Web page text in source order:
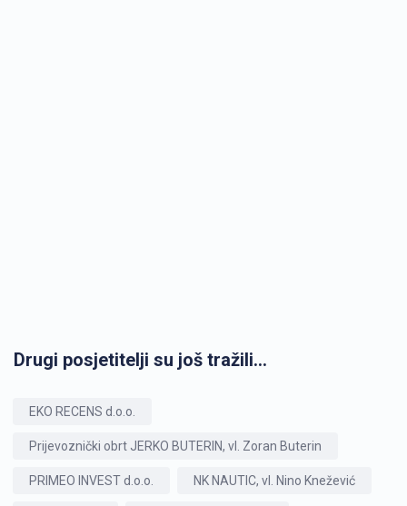
Drugi posjetitelji su još tražili...
EKO RECENS d.o.o.
Prijevoznički obrt JERKO BUTERIN, vl. Zoran Buterin
PRIMEO INVEST d.o.o. NK NAUTIC, vl. Nino Knežević